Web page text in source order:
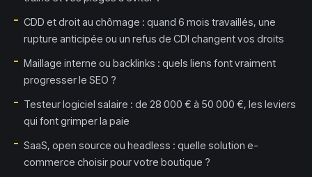
CDD et droit au chômage : quand 6 mois travaillés, une
rupture anticipée ou un refus de CDI changent vos droits
Maillage interne ou backlinks : quels liens font vraiment
progresser le SEO ?
Testeur logiciel salaire : de 28 000 € à 50 000 €, les leviers
qui font grimper la paie
SaaS, open source ou headless : quelle solution e-
commerce choisir pour votre boutique ?